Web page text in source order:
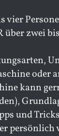
vier
über zwei
oder
kann
und
persönlich